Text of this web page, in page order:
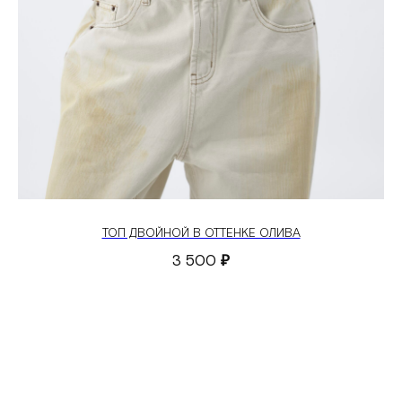
ТОП ДВОЙНОЙ В ОТТЕНКЕ ОЛИВА
3 500 ₽